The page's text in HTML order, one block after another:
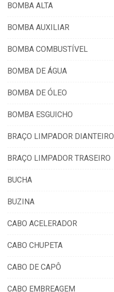
BOMBA ALTA
BOMBA AUXILIAR
BOMBA COMBUSTÍVEL
BOMBA DE ÁGUA
BOMBA DE ÓLEO
BOMBA ESGUICHO
BRAÇO LIMPADOR DIANTEIRO
BRAÇO LIMPADOR TRASEIRO
BUCHA
BUZINA
CABO ACELERADOR
CABO CHUPETA
CABO DE CAPÔ
CABO EMBREAGEM